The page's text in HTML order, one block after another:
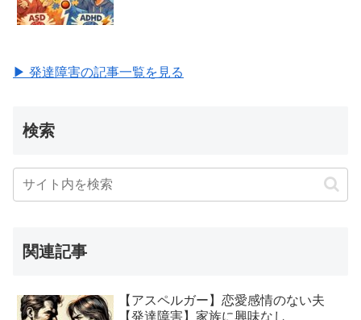
▶ 発達障害の記事一覧を見る
検索
関連記事
【アスペルガー】恋愛感情のない夫
【発達障害】家族に興味なし